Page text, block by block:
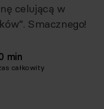
celującą w
Smacznego!
min
całkowity